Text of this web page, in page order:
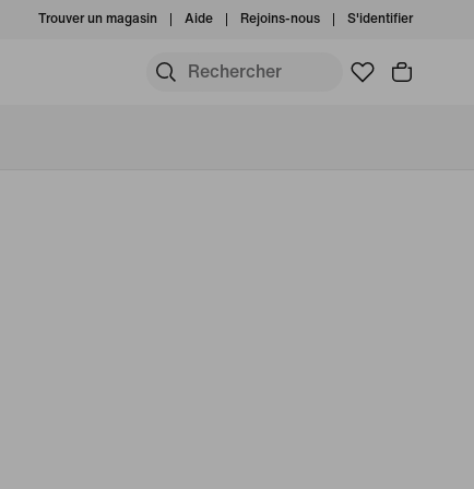
Trouver un magasin Aide Rejoins-nous S'identifier